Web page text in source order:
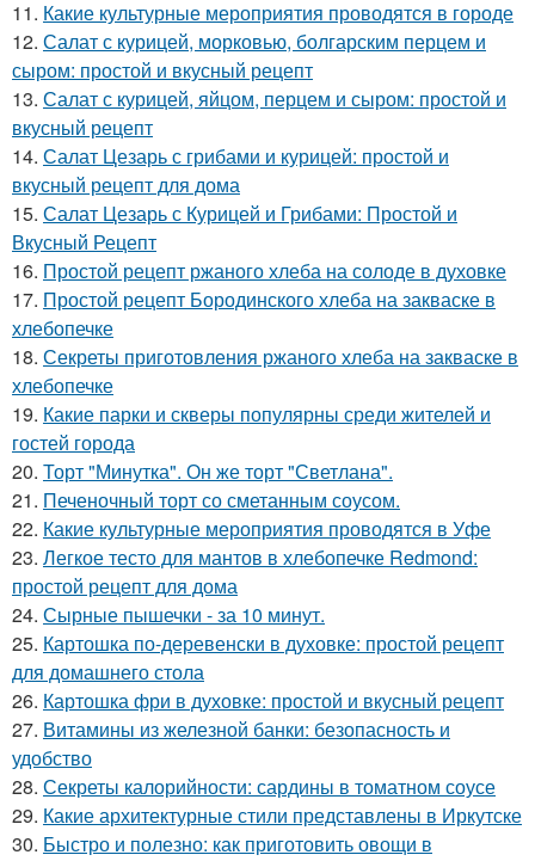
11. Какие культурные мероприятия проводятся в городе
12. Салат с курицей, морковью, болгарским перцем и
сыром: простой и вкусный рецепт
13. Салат с курицей, яйцом, перцем и сыром: простой и
вкусный рецепт
14. Салат Цезарь с грибами и курицей: простой и
вкусный рецепт для дома
15. Салат Цезарь с Курицей и Грибами: Простой и
Вкусный Рецепт
16. Простой рецепт ржаного хлеба на солоде в духовке
17. Простой рецепт Бородинского хлеба на закваске в
хлебопечке
18. Секреты приготовления ржаного хлеба на закваске в
хлебопечке
19. Какие парки и скверы популярны среди жителей и
гостей города
20. Торт "Минутка". Он же торт "Светлана".
21. Печеночный торт со сметанным соусом.
22. Какие культурные мероприятия проводятся в Уфе
23. Легкое тесто для мантов в хлебопечке Redmond:
простой рецепт для дома
24. Сырные пышечки - за 10 минут.
25. Картошка по-деревенски в духовке: простой рецепт
для домашнего стола
26. Картошка фри в духовке: простой и вкусный рецепт
27. Витамины из железной банки: безопасность и
удобство
28. Секреты калорийности: сардины в томатном соусе
29. Какие архитектурные стили представлены в Иркутске
30. Быстро и полезно: как приготовить овощи в